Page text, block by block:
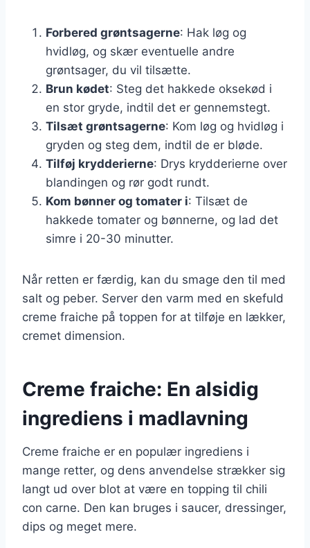
Forbered grøntsagerne: Hak løg og
hvidløg, og skær eventuelle andre
grøntsager, du vil tilsætte.
Brun kødet: Steg det hakkede oksekød i
en stor gryde, indtil det er gennemstegt.
Tilsæt grøntsagerne: Kom løg og hvidløg i
gryden og steg dem, indtil de er bløde.
Tilføj krydderierne: Drys krydderierne over
blandingen og rør godt rundt.
Kom bønner og tomater i: Tilsæt de
hakkede tomater og bønnerne, og lad det
simre i 20-30 minutter.
Når retten er færdig, kan du smage den til med
salt og peber. Server den varm med en skefuld
creme fraiche på toppen for at tilføje en lækker,
cremet dimension.
Creme fraiche: En alsidig
ingrediens i madlavning
Creme fraiche er en populær ingrediens i
mange retter, og dens anvendelse strækker sig
langt ud over blot at være en topping til chili
con carne. Den kan bruges i saucer, dressinger,
dips og meget mere.